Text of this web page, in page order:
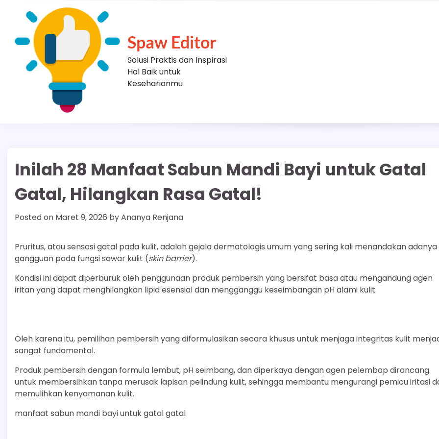
Spaw Editor
Solusi Praktis dan Inspirasi
Hal Baik untuk
Keseharianmu
Inilah 28 Manfaat Sabun Mandi Bayi untuk Gatal
Gatal, Hilangkan Rasa Gatal!
Posted on Maret 9, 2026 byAnanya Renjana
Pruritus, atau sensasi gatal pada kulit, adalah gejala dermatologis umum yang sering kali menandakan adanya
gangguan pada fungsi sawar kulit (skin barrier).
Kondisi ini dapat diperburuk oleh penggunaan produk pembersih yang bersifat basa atau mengandung agen
iritan yang dapat menghilangkan lipid esensial dan mengganggu keseimbangan pH alami kulit.
Oleh karena itu, pemilihan pembersih yang diformulasikan secara khusus untuk menjaga integritas kulit
sangat fundamental.
Produk pembersih dengan formula lembut, pH seimbang, dan diperkaya dengan agen pelembap dirancang
untuk membersihkan tanpa merusak lapisan pelindung kulit, sehingga membantu mengurangi pemicu iritasi
memulihkan kenyamanan kulit.
manfaat sabun mandi bayi untuk gatal gatal